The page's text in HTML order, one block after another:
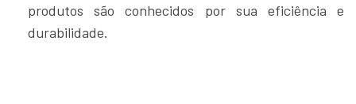
produtos são conhecidos por sua eficiência e
durabilidade.